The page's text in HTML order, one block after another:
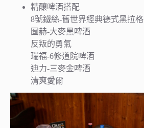
精釀啤酒搭配
8號鐵絲-舊世界經典德式黑拉格
圖赫-大麥黑啤酒
反叛的勇氣
瑞福-6修道院啤酒
迪力-三麥金啤酒
清爽愛爾